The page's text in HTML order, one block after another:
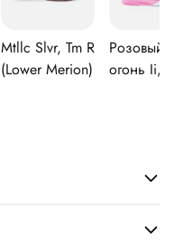
Mtllc Slvr, Tm R
(Lower Merion)
Розовый
огонь Ii,